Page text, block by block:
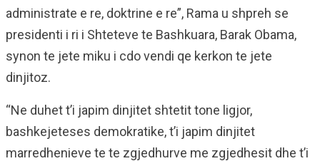
administrate e re, doktrine e re”, Rama u shpreh se
presidenti i ri i Shteteve te Bashkuara, Barak Obama,
synon te jete miku i cdo vendi qe kerkon te jete
dinjitoz.
“Ne duhet t’i japim dinjitet shtetit tone ligjor,
bashkejeteses demokratike, t’i japim dinjitet
marredhenieve te te zgjedhurve me zgjedhesit dhe t’i